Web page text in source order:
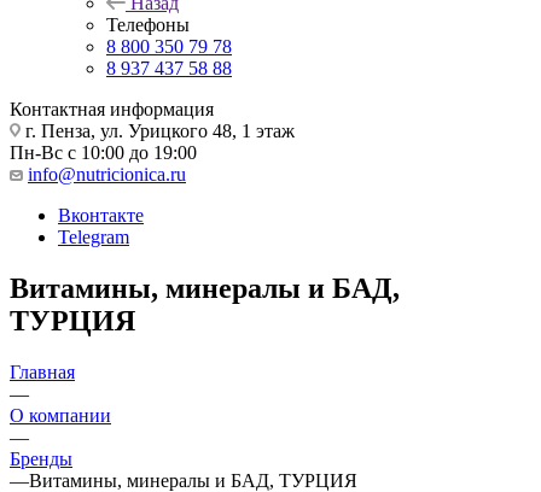
Телефоны
8 800 350 79 78
8 937 437 58 88
Контактная информация
г. Пенза, ул. Урицкого 48, 1 этаж
Пн-Вс с 10:00 до 19:00
info@nutricionica.ru
Вконтакте
Telegram
Витамины, минералы и БАД,
ТУРЦИЯ
Главная
—
О компании
—
Бренды
—Витамины, минералы и БАД, ТУРЦИЯ